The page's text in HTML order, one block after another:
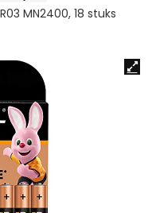
MN2400, 18 stuks